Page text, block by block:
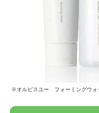
※オルビスユー フォーミングウォ